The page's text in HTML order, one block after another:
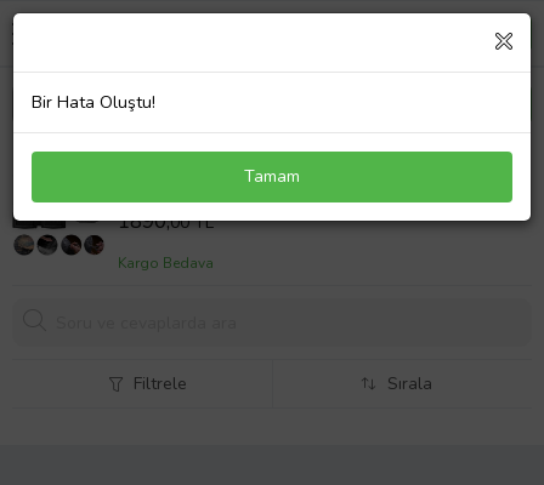
Seat Arona Alt Uyumlu Paspas Araca Özel Bagaj
Havuzu MBS Siyah
Sepet Fiyatı
1890,00 TL
Kargo Bedava
Filtrele Sırala
Bir Hata Oluştu!
Tamam